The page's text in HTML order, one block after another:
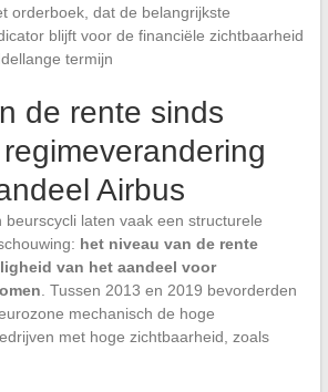
orderboek, dat de belangrijkste
blijft voor de financiële zichtbaarheid
termijn
de rente sinds
Airbus
beurscycli laten vaak een structurele
het niveau van de rente
van het aandeel voor
. Tussen 2013 en 2019 bevorderden
mechanisch de hoge
met hoge zichtbaarheid, zoals